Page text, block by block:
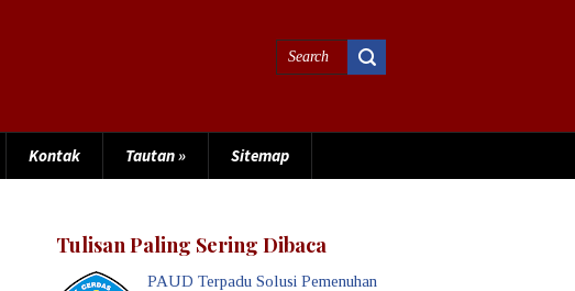
Kontak Tautan» Sitemap
Tulisan Paling Sering Dibaca
PAUD Terpadu Solusi Pemenuhan